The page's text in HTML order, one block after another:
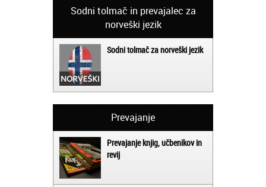
Sodni tolmač in prevajalec za
norveški jezik
Sodni tolmač za norveški jezik
Prevajanje
Prevajanje knjig, učbenikov in
revij